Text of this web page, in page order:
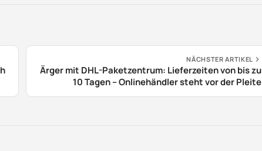
NÄCHSTER ARTIKEL
Ärger mit DHL-Paketzentrum: Lieferzeiten von bis zu
10 Tagen – Onlinehändler steht vor der Pleite